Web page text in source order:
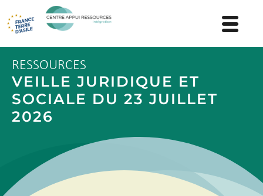
RESSOURCES
VEILLE JURIDIQUE ET
SOCIALE DU 23 JUILLET
2026